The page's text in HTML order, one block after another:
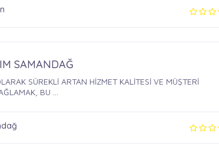
SAMANDAĞ
SÜREKLİ ARTAN HİZMET KALİTESİ VE MÜŞTERİ
BU ...